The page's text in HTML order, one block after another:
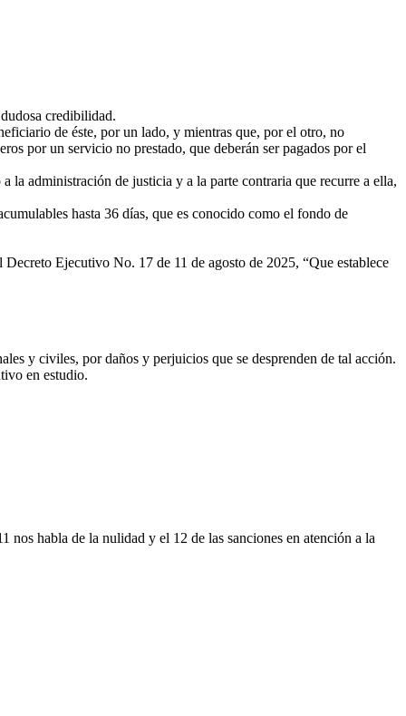
credibilidad.
de éste, por un lado, y mientras que, por el otro, no
por un servicio no prestado, que deberán ser pagados por el
la administración de justicia y a la parte contraria que recurre a ella,
hasta 36 días, que es conocido como el fondo de
Ejecutivo No. 17 de 11 de agosto de 2025, “Que establece
y civiles, por daños y perjuicios que se desprenden de tal acción.
en estudio.
habla de la nulidad y el 12 de las sanciones en atención a la